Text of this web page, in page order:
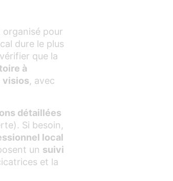
organisé pour
dure le plus
que la
à
visios, avec
détaillées
Si besoin,
local
un suivi
et la